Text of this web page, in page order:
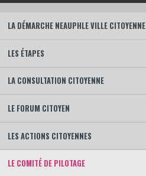
LA DÉMARCHE NEAUPHLE VILLE CITOYENNE
LES ÉTAPES
LA CONSULTATION CITOYENNE
LE FORUM CITOYEN
LES ACTIONS CITOYENNES
LE COMITÉ DE PILOTAGE